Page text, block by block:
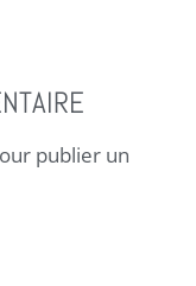
publier un